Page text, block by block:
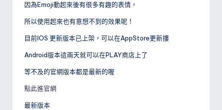
因為Emoji動起來後有很多有趣的表情，
所以使用起來也有意想不到的效果呢！
目前IOS 更新版本已上架，可以在AppStore更新摟
Android版本這兩天就可以在PLAY商店上了
等不及的官網版本都是最新的喔
點此進官網
最新版本